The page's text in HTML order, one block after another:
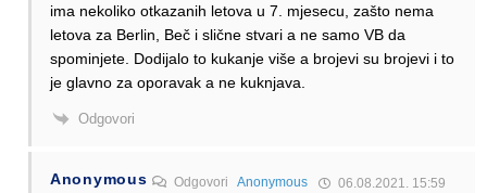
ima nekoliko otkazanih letova u 7. mjesecu, zašto nema
letova za Berlin, Beč i slične stvari a ne samo VB da
spominjete. Dodijalo to kukanje više a brojevi su brojevi i to
je glavno za oporavak a ne kuknjava.
Odgovori
Anonymous OdgovoriAnonymous 06.08.2021. 15:59